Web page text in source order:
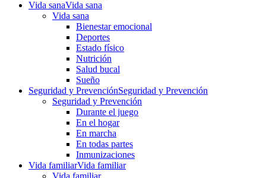
Vida sanaVida sana
Vida sana
Bienestar emocional
Deportes
Estado físico
Nutrición
Salud bucal
Sueño
Seguridad y PrevenciónSeguridad y Prevención
Seguridad y Prevención
Durante el juego
En el hogar
En marcha
En todas partes
Inmunizaciones
Vida familiarVida familiar
Vida familiar